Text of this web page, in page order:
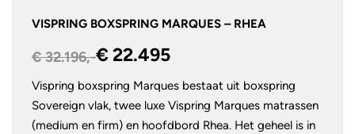
VISPRING BOXSPRING MARQUES – RHEA
€ 32.196,-€ 22.495
Vispring boxspring Marques bestaat uit boxspring
Sovereign vlak, twee luxe Vispring Marques matrassen
(medium en firm) en hoofdbord Rhea. Het geheel is in